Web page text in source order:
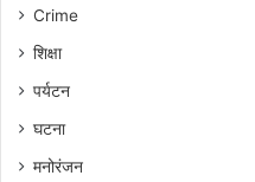
Crime
शिक्षा
पर्यटन
घटना
मनोरंजन